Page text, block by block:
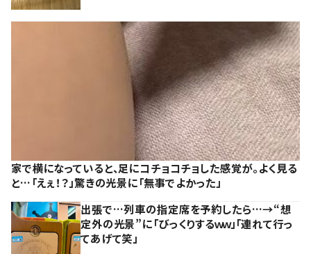
家で横になっていると、足にコチョコチョした感覚が。よく見る
と…「えぇ！？」驚きの光景に「無事でよかった」
出張で…列車の指定席を予約したら…→“想
定外の光景”に「びっくりするｗｗ」「連れて行っ
てあげて笑」